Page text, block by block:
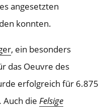
angesetzten
konnten.
, ein besonders
das Oeuvre des
erfolgreich für 6.875
die Felsige